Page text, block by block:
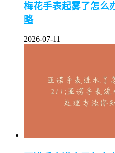
梅花手表起雾了怎么
略
2026-07-11